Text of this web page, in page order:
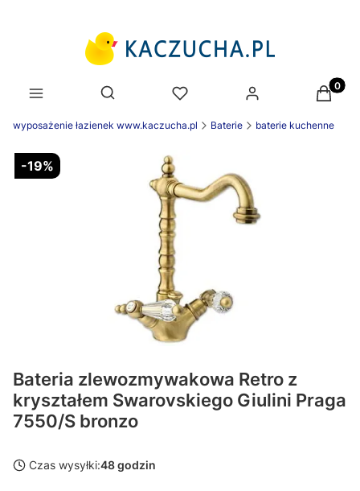
Otwórz wyszukiwarkę
wyposażenie łazienek www.kaczucha.pl Baterie baterie kuchenne
-19%
Bateria zlewozmywakowa Retro z
kryształem Swarovskiego Giulini Praga
7550/S bronzo
Czas wysyłki:48 godzin